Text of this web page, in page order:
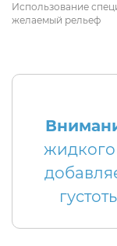
Использование
желаемый рельеф
жидкого